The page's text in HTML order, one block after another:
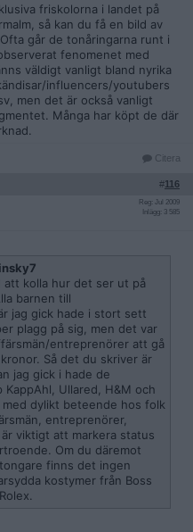
friskolorna i landet på
så kan du få en bild av
går de tonåringarna runt i
fenomenet med
väldigt vanligt bland nyrika
influencers/youtubers
men det är också vanligt
Många har köpt de där
Citera
#116
Reg: Jul 2009
Inlägg: 3 585
att kolla hur det ser ut på
barnen till
jag gick hade i stort sett
plagg på sig, men det var
entreprenörer att gå
Så det du skriver är
jag gick i hade de
Ullared, H&M och
dylikt beteende hos folk
entreprenörer,
viktigt att markera status
Om du däremot
finns det ingen
kostymer från Boss